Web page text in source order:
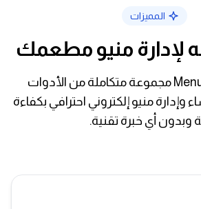
المميزات
لإدارة منيو مطعمك
توفر منصة Menu Pro مجموعة متكاملة من الأدوات
منيو إلكتروني احترافي بكفاءة
وبدون أي خبرة تقنية.